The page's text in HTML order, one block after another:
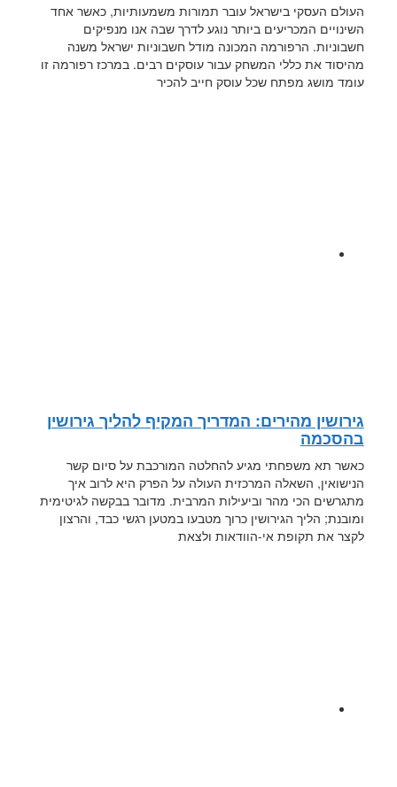
העולם העסקי בישראל עובר תמורות משמעותיות, כאשר אחד
השינויים המכריעים ביותר נוגע לדרך שבה אנו מנפיקים
חשבוניות. הרפורמה המכונה מודל חשבוניות ישראל משנה
מהיסוד את כללי המשחק עבור עוסקים רבים. במרכז רפורמה זו
עומד מושג מפתח שכל עוסק חייב להכיר
גירושין מהירים: המדריך המקיף להליך גירושין
בהסכמה
כאשר תא משפחתי מגיע להחלטה המורכבת על סיום קשר
הנישואין, השאלה המרכזית העולה על הפרק היא לרוב איך
מתגרשים הכי מהר וביעילות המרבית. מדובר בבקשה לגיטימית
ומובנת; הליך הגירושין כרוך מטבעו במטען רגשי כבד, והרצון
לקצר את תקופת אי-הוודאות ולצאת